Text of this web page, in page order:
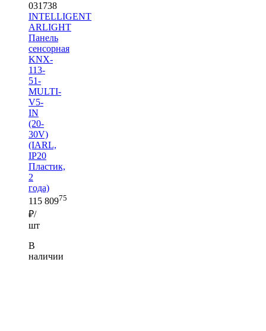
031738
INTELLIGENT
ARLIGHT
Панель
сенсорная
KNX-
113-
51-
MULTI-
V5-
IN
(20-
30V)
(IARL,
IP20
Пластик,
2
года)
115 80975
₽/
шт
В
наличии